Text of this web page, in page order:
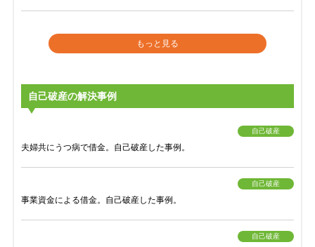
もっと見る
自己破産の解決事例
自己破産
夫婦共にうつ病で借金。自己破産した事例。
自己破産
事業資金による借金。自己破産した事例。
自己破産